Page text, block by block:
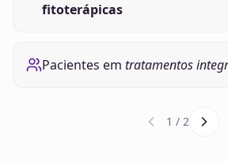
fitoterápicas
Pacientes em tratamentos
1 / 2